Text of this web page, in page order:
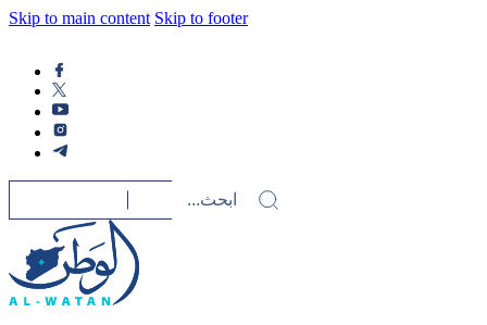
Skip to main content Skip to footer